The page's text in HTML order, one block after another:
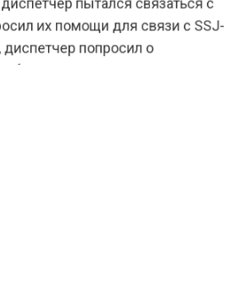
пытался связаться с
их помощи для связи с
диспетчер попросил о